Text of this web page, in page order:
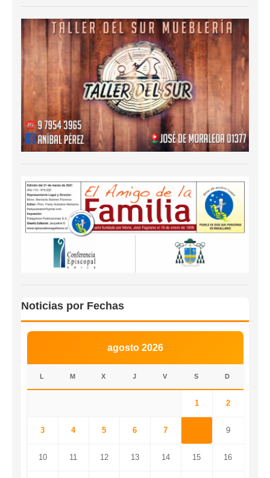
Noticias por Fechas
agosto 2026
L M X J V S D
1 2
3 4 5 6 7 9
10 11 12 13 14 15 16